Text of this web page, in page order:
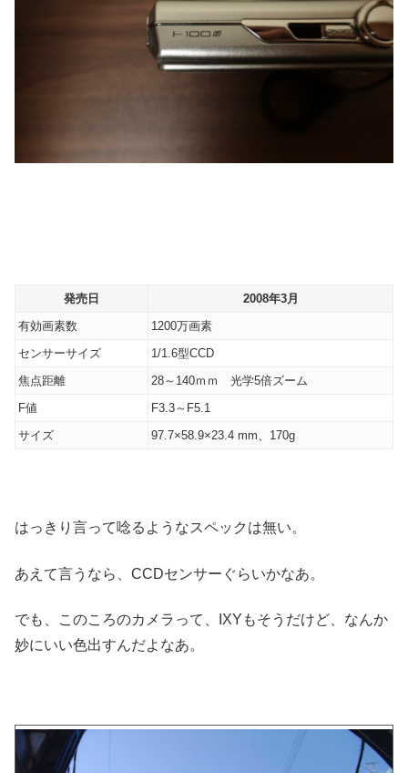
発売日
2008年3月
有効画素数
1200万画素
センサーサイズ
1/1.6型CCD
焦点距離
28～140ｍｍ 光学5倍ズーム
F値
F3.3～F5.1
サイズ
97.7×58.9×23.4 mm、170g
はっきり言って唸るようなスペックは無い。
あえて言うなら、CCDセンサーぐらいかなあ。
でも、このころのカメラって、IXYもそうだけど、なんか
妙にいい色出すんだよなあ。